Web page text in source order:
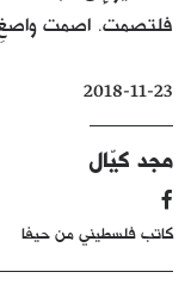
كتّابنا
الأرشيف
فلتصمت. اصمت
2018-11-23
مجد كيّال
كاتب فلسطيني من حيفا